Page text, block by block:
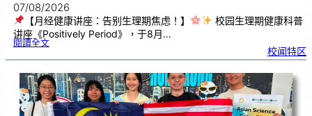
07/08/2026
【月经健康讲座：告别生理期焦虑！】
校园生理期健康科普
讲座《Positively Period》，于8月…
閱讀全文:月
康
座
告
别
生
理
期
焦
虑
！
校闻特区